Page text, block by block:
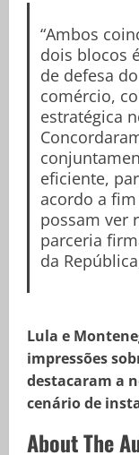
“Ambos
dois blocos
de defesa
comércio,
estratégica
eficiente,
acordo a
possam ver
parceria
da
Lula e
impressões
destacaram a
cenário de
About The